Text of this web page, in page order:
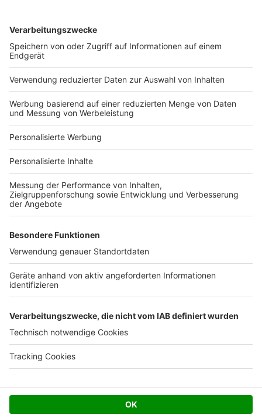
Services
Bauprojekt-Quiz
Häuser-Suche
Hausanbieter-Suche
Bauprojekt-Profil
Für Unternehmen
Ihre Baufirma auf bauen.de
Kostenloses Infogespräch
Facebook
Twitter